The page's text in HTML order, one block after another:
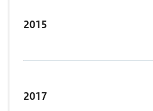
2015
2017